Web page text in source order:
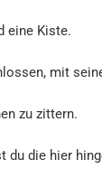
eine Kiste.
mit
zu zittern.
du die hier